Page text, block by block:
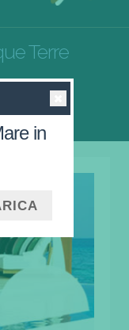
Terre
in